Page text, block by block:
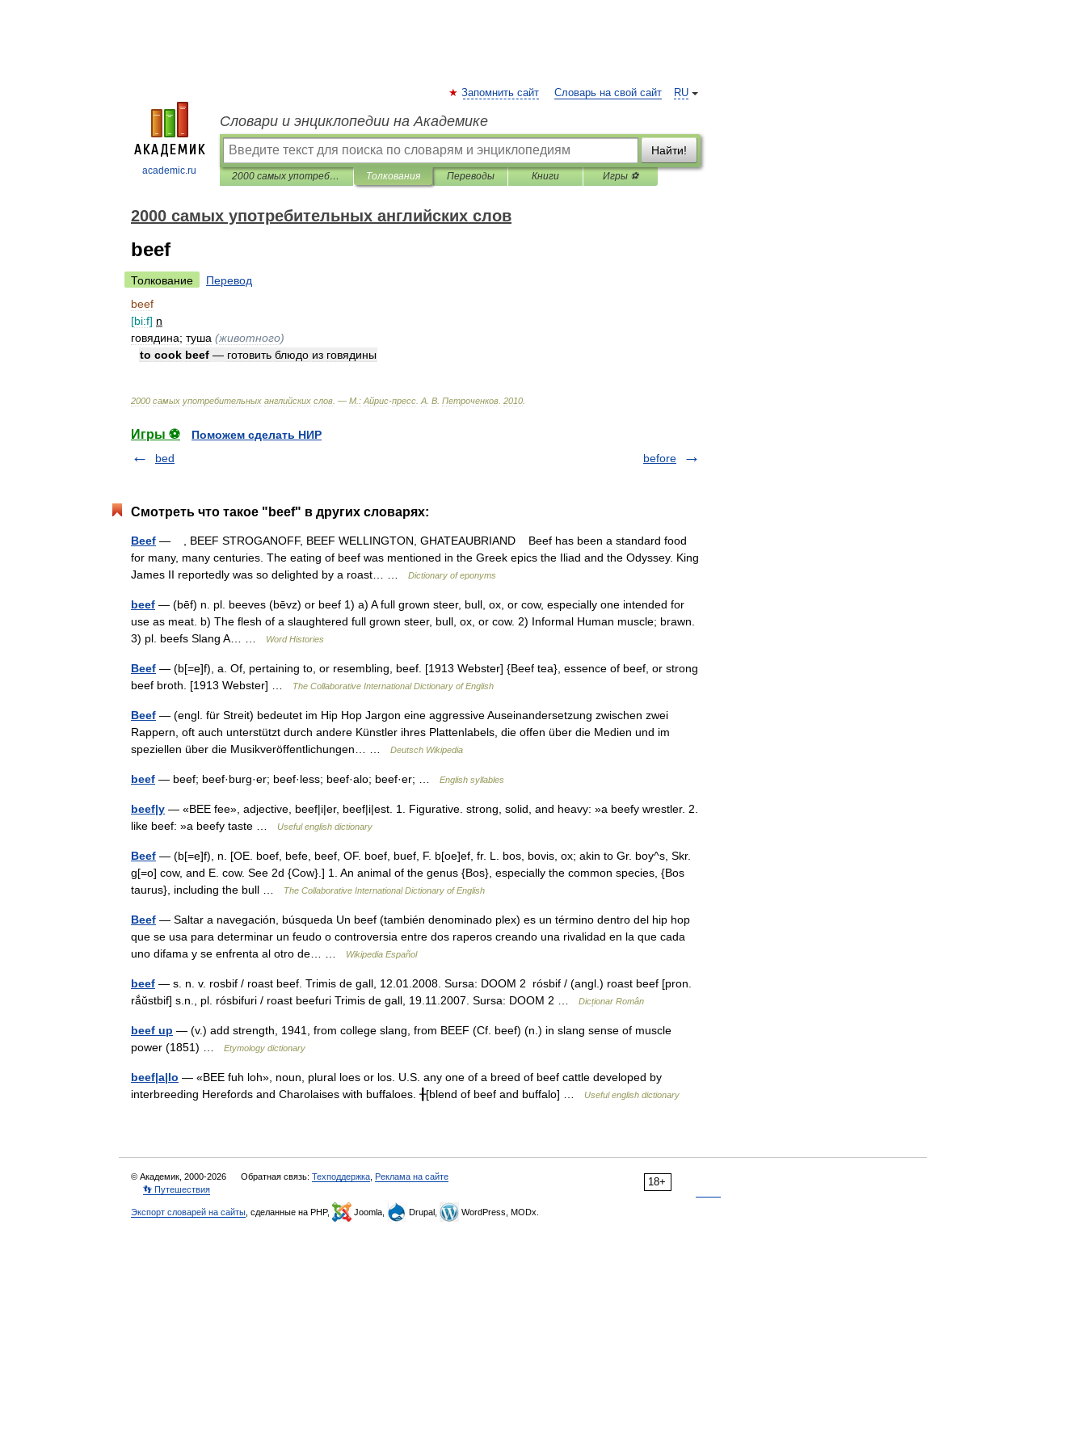
academic.ru
RU
Запомнить сайт Словарь на свой сайт
Словари и энциклопедии на Академике
Найти!
2000 самых употребительных английских слов Толкования Переводы Книги Игры ⚽
2000 самых употребительных английских слов
beef
Толкование
Перевод
beef
[bi:f] n
говядина; туша (животного)
to cook beef — готовить блюдо из говядины
2000 самых употребительных английских слов . — М : Айрис-пресс А В Петроченков 2010
Игры ⚽
Поможем сделать НИР
bed
before
Смотреть что такое "beef" в других словарях:
Beef — , BEEF STROGANOFF, BEEF WELLINGTON, GHATEAUBRIAND Beef has been a standard food
for many, many centuries. The eating of beef was mentioned in the Greek epics the Iliad and the Odyssey. King
James II reportedly was so delighted by a roast… …
Dictionary of eponyms
beef — (bēf) n. pl. beeves (bēvz) or beef 1) a) A full grown steer, bull, ox, or cow, especially one intended for
use as meat. b) The flesh of a slaughtered full grown steer, bull, ox, or cow. 2) Informal Human muscle; brawn.
3) pl. beefs Slang A… …
Word Histories
Beef — (b[=e]f), a. Of, pertaining to, or resembling, beef. [1913 Webster] {Beef tea}, essence of beef, or strong
beef broth. [1913 Webster] …
The Collaborative International Dictionary of English
Beef — (engl. für Streit) bedeutet im Hip Hop Jargon eine aggressive Auseinandersetzung zwischen zwei
Rappern, oft auch unterstützt durch andere Künstler ihres Plattenlabels, die offen über die Medien und im
speziellen über die Musikveröffentlichungen… …
Deutsch Wikipedia
beef — beef; beef·burg·er; beef·less; beef·alo; beef·er; … English syllables
beef|y — «BEE fee», adjective, beef|i|er, beef|i|est. 1. Figurative. strong, solid, and heavy: »a beefy wrestler. 2.
like beef: »a beefy taste …
Useful english dictionary
Beef — (b[=e]f), n. [OE. boef, befe, beef, OF. boef, buef, F. b[oe]ef, fr. L. bos, bovis, ox; akin to Gr. boy^s, Skr.
g[=o] cow, and E. cow. See 2d {Cow}.] 1. An animal of the genus {Bos}, especially the common species, {Bos
taurus}, including the bull …
The Collaborative International Dictionary of English
Beef — Saltar a navegación, búsqueda Un beef (también denominado plex) es un término dentro del hip hop
que se usa para determinar un feudo o controversia entre dos raperos creando una rivalidad en la que cada
uno difama y se enfrenta al otro de… …
Wikipedia Español
beef — s. n. v. rosbif / roast beef. Trimis de gall, 12.01.2008. Sursa: DOOM 2 rósbif / (angl.) roast beef [pron.
rắŭstbif] s.n., pl. rósbifuri / roast beefuri Trimis de gall, 19.11.2007. Sursa: DOOM 2 …
Dicționar Român
beef up — (v.) add strength, 1941, from college slang, from BEEF (Cf. beef) (n.) in slang sense of muscle
power (1851) …
Etymology dictionary
beef|a|lo — «BEE fuh loh», noun, plural loes or los. U.S. any one of a breed of beef cattle developed by
interbreeding Herefords and Charolaises with buffaloes. ╂[blend of beef and buffalo] …
Useful english dictionary
18+
© Академик, 2000-2026 Обратная связь: Техподдержка Реклама на сайте
👣 Путешествия
Экспорт словарей на сайты , сделанные на PHP, Joomla, Drupal, WordPress, MODx.